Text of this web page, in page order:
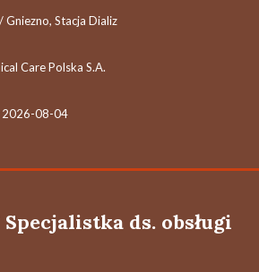
Stacja Dializ
Care Polska S.A.
2026-08-04
ds. obsługi